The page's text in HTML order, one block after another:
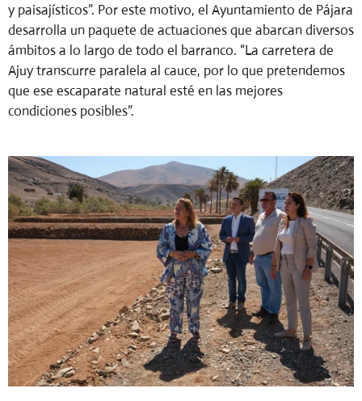
y paisajísticos”. Por este motivo, el Ayuntamiento de Pájara
desarrolla un paquete de actuaciones que abarcan diversos
ámbitos a lo largo de todo el barranco. “La carretera de
Ajuy transcurre paralela al cauce, por lo que pretendemos
que ese escaparate natural esté en las mejores
condiciones posibles”.